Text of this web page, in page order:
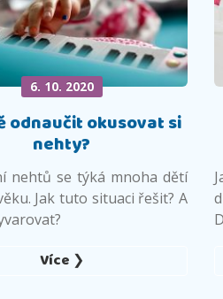
6. 10. 2020
odnaučit okusovat si
nehty?
nehtů se týká mnoha dětí
Jak tuto situaci řešit? A
Více ❯